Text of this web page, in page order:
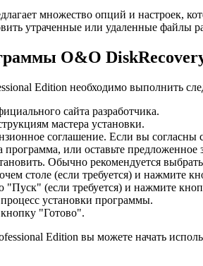
множество опций и настроек,
утраченные или удаленные файлы
O&O
Edition необходимо выполнить
сайта разработчика.
мастера установки.
соглашение. Если вы согласны
программа, или оставьте
Обычно рекомендуется
столе (если требуется) и нажмите
(если требуется) и нажмите
установки программы.
"Готово".
Edition вы можете начать